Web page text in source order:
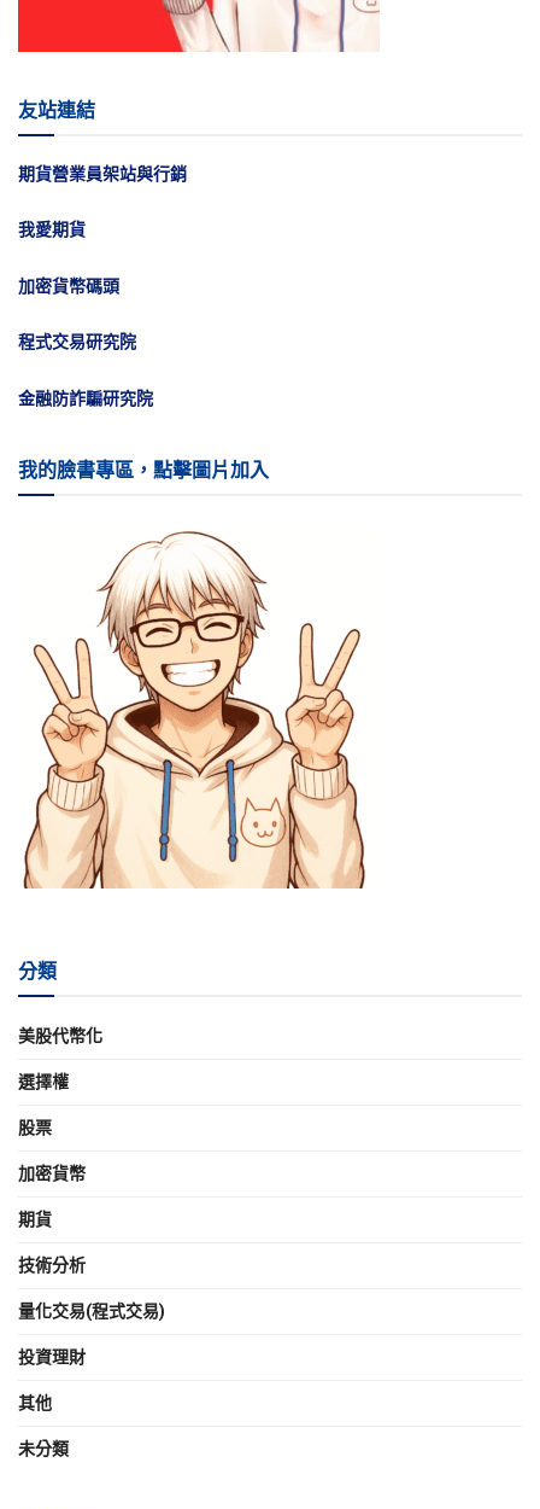
友站連結
期貨營業員架站與行銷
我愛期貨
加密貨幣碼頭
程式交易研究院
金融防詐騙研究院
我的臉書專區，點擊圖片加入
分類
美股代幣化
選擇權
股票
加密貨幣
期貨
技術分析
量化交易(程式交易)
投資理財
其他
未分類